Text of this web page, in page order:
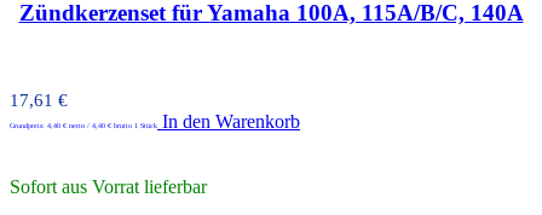
Zündkerzenset für Yamaha 100A, 115A/B/C, 140A
17,61 €
Grundpreis: 4,40 € netto / 4,40 € brutto 1 Stück In den Warenkorb
Sofort aus Vorrat lieferbar